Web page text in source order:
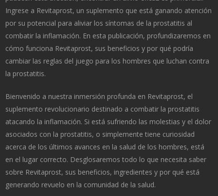
Ingrese a Revitaprost, un suplemento que está ganando atención
por su potencial para aliviar los síntomas de la prostatitis al
combatir la inflamación. En esta publicación, profundizaremos en
cómo funciona Revitaprost, sus beneficios y por qué podría
cambiar las reglas del juego para los hombres que luchan contra
la prostatitis.
Bienvenido a nuestra inmersión profunda en Revitaprost, el
suplemento revolucionario destinado a combatir la prostatitis
atacando la inflamación. Si está sufriendo las molestias y el dolor
asociados con la prostatitis, o simplemente tiene curiosidad
acerca de los últimos avances en la salud de los hombres, está
en el lugar correcto. Desglosaremos todo lo que necesita saber
sobre Revitaprost, sus beneficios, ingredientes y por qué está
generando revuelo en la comunidad de la salud.